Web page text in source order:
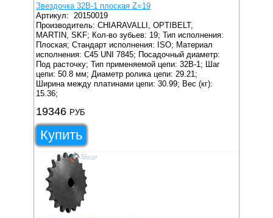
Звездочка 32B-1 плоская Z=19
Артикул: 20150019
Производитель: CHIARAVALLI, OPTIBELT,
MARTIN, SKF; Кол-во зубьев: 19; Тип исполнения:
Плоская; Стандарт исполнения: ISO; Материал
исполнения: C45 UNI 7845; Посадочный диаметр:
Под расточку; Тип применяемой цепи: 32B-1;
Шаг
цепи: 50.8 мм; Диаметр ролика цепи: 29.21;
Ширина между платинами цепи: 30.99; Вес (кг):
15.36;
19346 РУБ
Купить